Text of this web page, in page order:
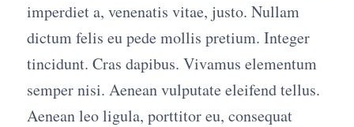
imperdiet a, venenatis vitae, justo. Nullam
dictum felis eu pede mollis pretium. Integer
tincidunt. Cras dapibus. Vivamus elementum
semper nisi. Aenean vulputate eleifend tellus.
Aenean leo ligula, porttitor eu, consequat